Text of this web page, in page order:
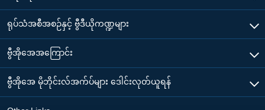
ရုပ်သံအစီအစဉ်နှင့် ဗွီဒီယိုကဏ္ဍများ
ဗွီအိုအေအကြောင်း
ဗွီအိုအေ မိုဘိုင်းလ်အက်ပ်များ ဒေါင်းလုတ်ယူရန်